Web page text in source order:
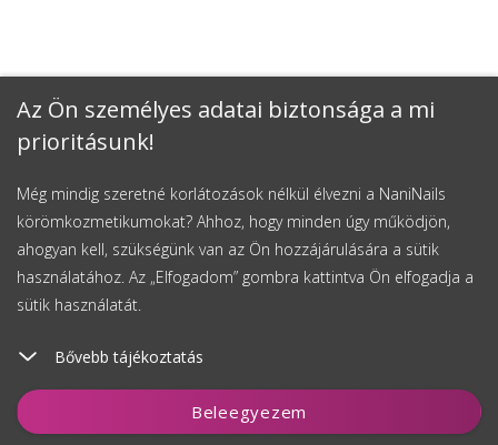
Az Ön személyes adatai biztonsága a mi
prioritásunk!
Még mindig szeretné korlátozások nélkül élvezni a NaniNails
körömkozmetikumokat? Ahhoz, hogy minden úgy működjön,
ahogyan kell, szükségünk van az Ön hozzájárulására a sütik
használatához. Az „Elfogadom” gombra kattintva Ön elfogadja a
sütik használatát.
Bővebb tájékoztatás
Beleegyezem
Kosárhoz ad